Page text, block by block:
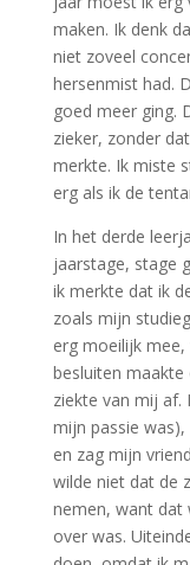
maken. Ik denk
niet zoveel
hersenmist had.
goed meer ging.
zieker, zonder
merkte. Ik miste
erg als ik de
In het derde
jaarstage, stage
ik merkte dat ik
zoals mijn
erg moeilijk
besluiten maakte
ziekte van mij
mijn passie
en zag mijn
wilde niet dat de
nemen, want dat
over was.